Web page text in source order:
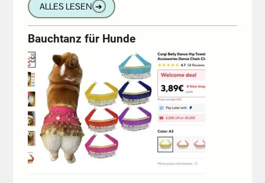
ALLES LESEN ➔
Bauchtanz für Hunde